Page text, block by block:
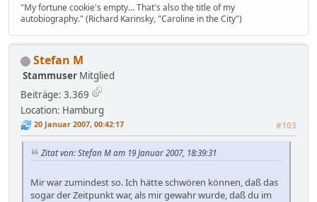
"My fortune cookie's empty... That's also the title of my
autobiography." (Richard Karinsky, "Caroline in the City")
Stefan M
Stammuser Mitglied
Beiträge: 3.369
Location: Hamburg
20 Januar 2007, 00:42:17 #103
Zitat von: Stefan M am 19 Januar 2007, 18:39:31
Mir war zumindest so. Ich hätte schwören können, daß das
sogar der Zeitpunkt war, als mir gewahr wurde, daß du im